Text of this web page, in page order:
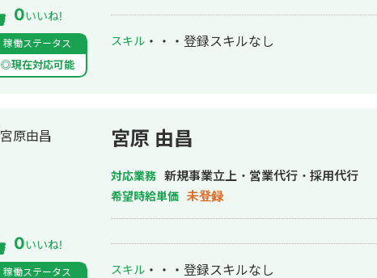
0いいね!
稼働ステータス
◎現在対応可能
スキル ・・・ 登録スキルなし
0いいね!
稼働ステータス
宮原 由昌
対応業務 新規事業立上・営業代行・採用代行
希望時給単価 未登録
スキル ・・・ 登録スキルなし